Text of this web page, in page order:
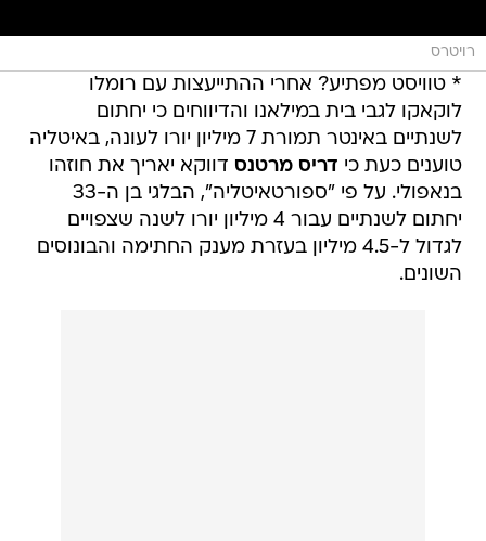
רויטרס
* טוויסט מפתיע? אחרי ההתייעצות עם רומלו
לוקאקו לגבי בית במילאנו והדיווחים כי יחתום
לשנתיים באינטר תמורת 7 מיליון יורו לעונה, באיטליה
טוענים כעת כי דריס מרטנס דווקא יאריך את חוזהו
בנאפולי. על פי "ספורטאיטליה", הבלגי בן ה-33
יחתום לשנתיים עבור 4 מיליון יורו לשנה שצפויים
לגדול ל-4.5 מיליון בעזרת מענק החתימה והבונוסים
השונים.